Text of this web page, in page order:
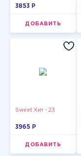
3853 P
ДОБАВИТЬ
Sweet Хит - 23
3965 P
ДОБАВИТЬ